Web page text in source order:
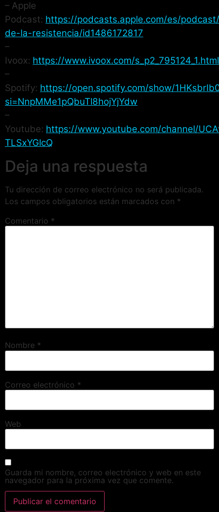
– Apple
Podcast: https://podcasts.apple.com/es/
de-la-resistencia/id1486172817
–
Ivoox: https://www.ivoox.com/s_p2_795124_1.html
–
Spotify: https://open.spotify.com/show/
si=NnpMMe1pQbuTl8hojYjYdw
–
Youtube: https://www.youtube.com/channel/
TLSxYGlcQ
Deja una respuesta
Tu dirección de correo electrónico no será publicada.
Los campos obligatorios están marcados con *
Comentario *
Nombre *
Correo electrónico *
Web
Guarda mi nombre, correo electrónico y web en este
navegador para la próxima vez que comente.